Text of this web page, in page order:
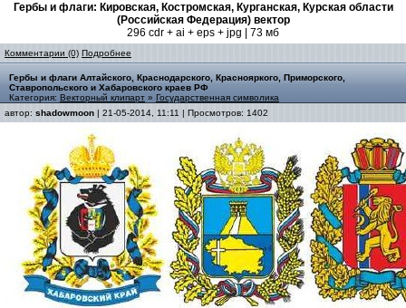
Гербы и флаги: Кировская, Костромская, Курганская, Курская области
(Российская Федерация) вектор
296 cdr + ai + eps + jpg | 73 мб
Комментарии (0) Подробнее
Гербы и флаги Алтайского, Краснодарского, Краснояркого, Приморского,
Ставропольского и Хабаровского краев РФ
Категория: Векторный клипарт » Государственная символика
автор: shadowmoon | 21-05-2014, 11:11 | Просмотров: 1402